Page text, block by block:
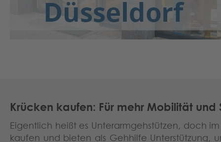
Krücken kaufen: Für mehr Mobilität und
Eigentlich heißt es Unterarmgehstützen, doch
kaufen und bieten als Gehhilfe Unterstützung,